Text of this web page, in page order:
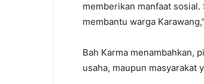
memberikan manfaat sosial.
membantu warga
Bah Karma menambahkan,
usaha, maupun masyarakat